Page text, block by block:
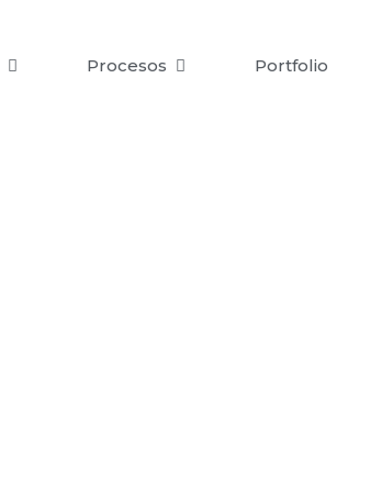
Procesos Portfolio